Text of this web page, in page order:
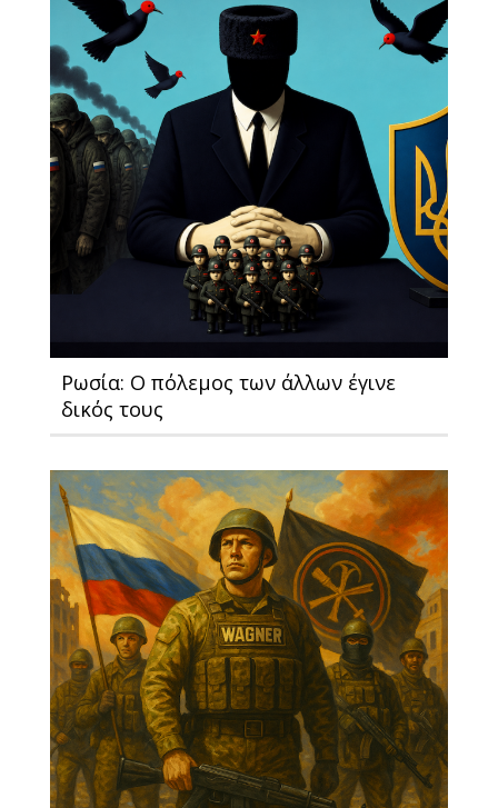
Ρωσία: Ο πόλεμος των άλλων έγινε
δικός τους